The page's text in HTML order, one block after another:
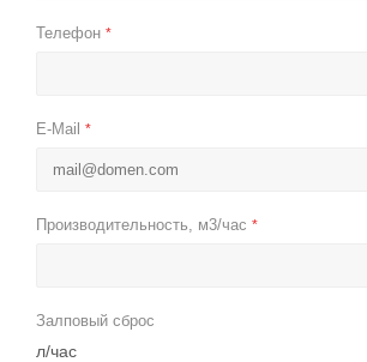
Телефон *
E-Mail *
Производительность, м3/час *
Залповый сброс
л/час